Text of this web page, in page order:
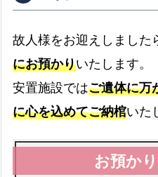
病院
expand_more病院
介護施
故人様をお迎えしました
にお預かりいたします。
安置施設ではご遺体に万
に心を込めてご納棺いた